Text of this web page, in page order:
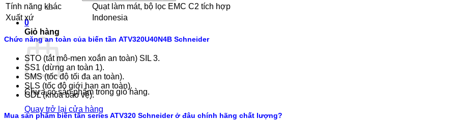
0
Giỏ hàng
Chưa có sản phẩm trong giỏ hàng.
Quay trở lại cửa hàng
Tính năng khác
Quạt làm mát, bộ lọc EMC C2 tích hợp
Xuất xứ
Indonesia
Chức năng an toàn của biến tần ATV320U40N4B Schneider
STO (tắt mô-men xoắn an toàn) SIL 3.
SS1 (dừng an toàn 1).
SMS (tốc độ tối đa an toàn).
SLS (tốc độ giới hạn an toàn).
GDL (khóa bảo vệ).
Mua sản phẩm biến tần series ATV320 Schneider ở đâu chính hãng chất lượng?